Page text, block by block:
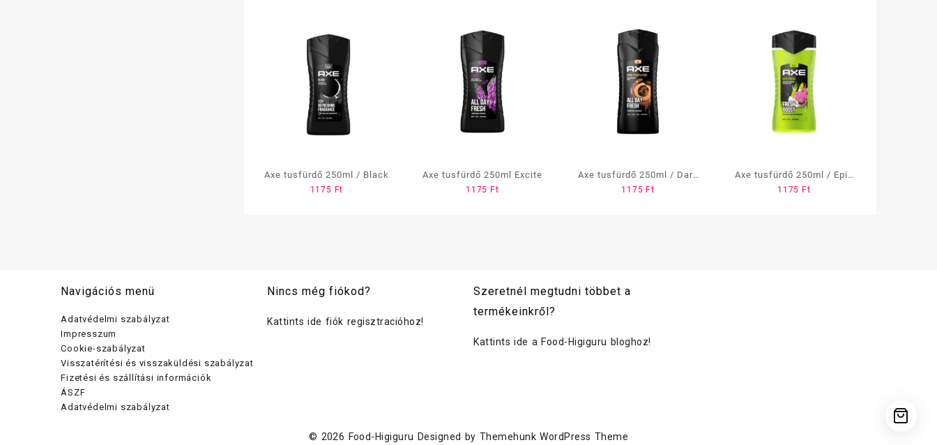
Axe tusfürdő 250ml / Black
1175 Ft
Axe tusfürdő 250ml Excite
1175 Ft
Axe tusfürdő 250ml / Dark
Temptation
1175 Ft
Axe tusfürdő 250ml / Epic
Fresh
1175 Ft
Navigációs menü
Adatvédelmi szabályzat
Impresszum
Cookie-szabályzat
Visszatérítési és visszaküldési szabályzat
Fizetési és szállítási információk
ÁSZF
Adatvédelmi szabályzat
Nincs még fiókod?
Kattints ide fiók regisztracióhoz!
Szeretnél megtudni többet a
termékeinkről?
Kattints ide a Food-Higiguru bloghoz!
© 2026 Food-Higiguru Designed by Themehunk WordPress Theme